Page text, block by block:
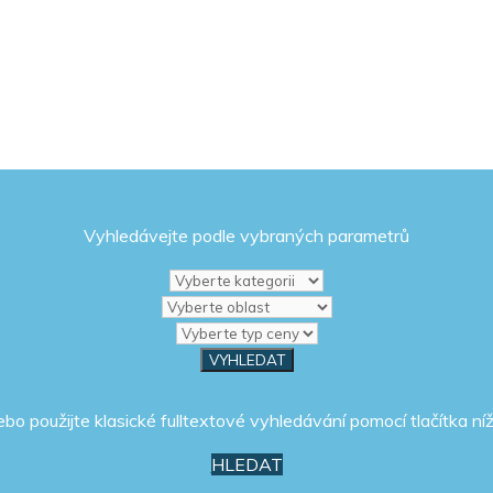
Vyhledávejte podle vybraných parametrů
použijte klasické fulltextové vyhledávání pomocí tlačítka
HLEDAT